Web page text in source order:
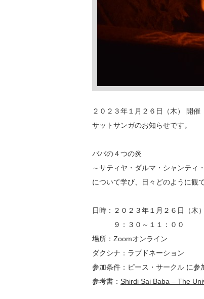
２０２３年１月２６日（木） 開催
サットサンガのお知らせです。
ババの４つの炎
～サティヤ・ダルマ・シャンティ
について学び、日々どのように観
日時：２０２３年１月２６日（木）
９：３０～１１：００
場所：Zoomオンライン
ダクシナ：ラブドネーション
参加条件：ピース・サークル に参
参考書： Shirdi Sai Baba – The